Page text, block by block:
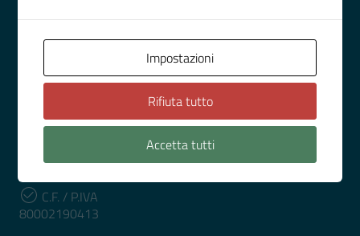
Galleria Roma Scala D
(+39) 0721 30133
INFORMAZIONI
C.F. / P.IVA
80002190413
Impostazioni
Rifiuta tutto
Accetta tutti